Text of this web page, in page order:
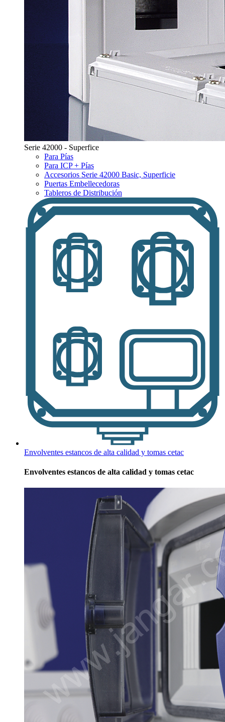
Serie 42000 - Superfice
Para Pías
Para ICP + Pías
Accesorios Serie 42000 Basic, Superficie
Puertas Embellecedoras
Tableros de Distribución
Envolventes estancos de alta calidad y tomas cetac
Envolventes estancos de alta calidad y tomas cetac